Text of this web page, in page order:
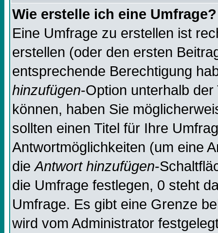
Wie erstelle ich eine Umfrage?
Eine Umfrage zu erstellen ist
erstellen (oder den ersten
entsprechende Berechtigung
hinzufügen-Option unterhalb
können, haben Sie
sollten einen Titel für Ihre
Antwortmöglichkeiten (um eine
dieAntwort hinzufügen-
die Umfrage festlegen, 0 steht
Umfrage. Es gibt eine Grenze
wird vom Administrator